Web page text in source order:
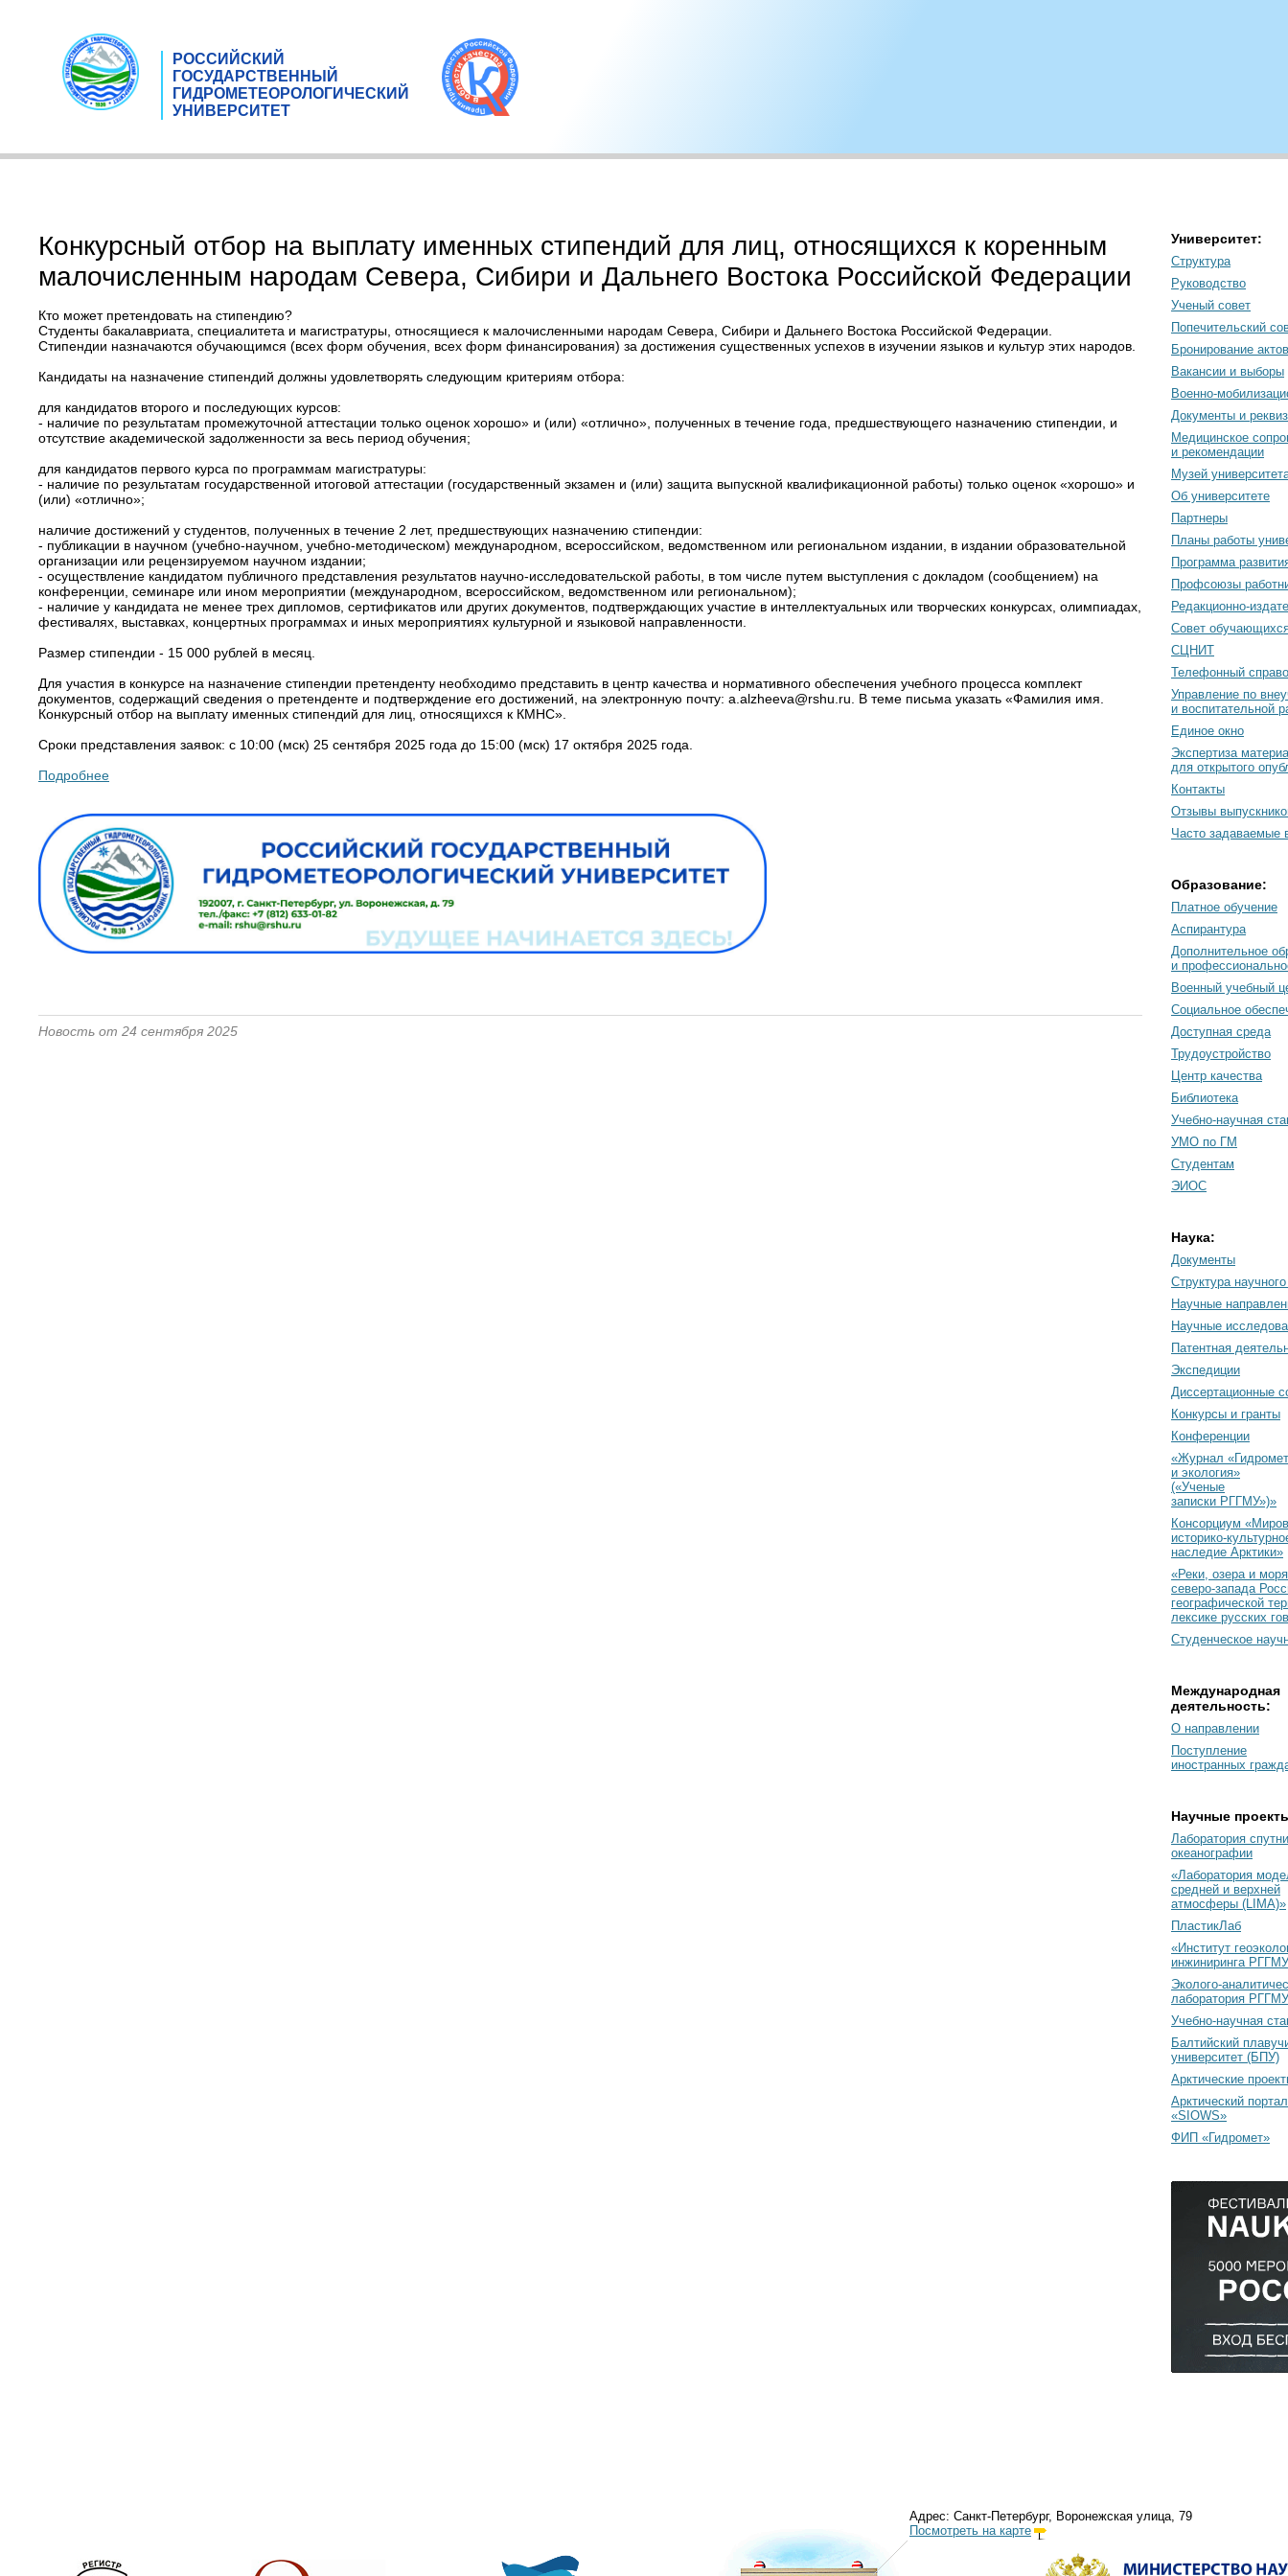
РОССИЙСКИЙ
ГОСУДАРСТВЕННЫЙ
ГИДРОМЕТЕОРОЛОГИЧЕСКИЙ
УНИВЕРСИТЕТ
Конкурсный отбор на выплату именных стипендий для лиц, относящихся к коренным
малочисленным народам Севера, Сибири и Дальнего Востока Российской Федерации
Кто может претендовать на стипендию?
Студенты бакалавриата, специалитета и магистратуры, относящиеся к малочисленными народам Севера, Сибири и Дальнего Востока Российской Федерации.
Стипендии назначаются обучающимся (всех форм обучения, всех форм финансирования) за достижения существенных успехов в изучении языков и культур этих народов.
Кандидаты на назначение стипендий должны удовлетворять следующим критериям отбора:
для кандидатов второго и последующих курсов:
- наличие по результатам промежуточной аттестации только оценок хорошо» и (или) «отлично», полученных в течение года, предшествующего назначению стипендии, и
отсутствие академической задолженности за весь период обучения;
для кандидатов первого курса по программам магистратуры:
- наличие по результатам государственной итоговой аттестации (государственный экзамен и (или) защита выпускной квалификационной работы) только оценок «хорошо» и
(или) «отлично»;
наличие достижений у студентов, полученных в течение 2 лет, предшествующих назначению стипендии:
- публикации в научном (учебно-научном, учебно-методическом) международном, всероссийском, ведомственном или региональном издании, в издании образовательной
организации или рецензируемом научном издании;
- осуществление кандидатом публичного представления результатов научно-исследовательской работы, в том числе путем выступления с докладом (сообщением) на
конференции, семинаре или ином мероприятии (международном, всероссийском, ведомственном или региональном);
- наличие у кандидата не менее трех дипломов, сертификатов или других документов, подтверждающих участие в интеллектуальных или творческих конкурсах, олимпиадах,
фестивалях, выставках, концертных программах и иных мероприятиях культурной и языковой направленности.
Размер стипендии - 15 000 рублей в месяц.
Для участия в конкурсе на назначение стипендии претенденту необходимо представить в центр качества и нормативного обеспечения учебного процесса комплект
документов, содержащий сведения о претенденте и подтверждение его достижений, на электронную почту: a.alzheeva@rshu.ru. В теме письма указать «Фамилия имя.
Конкурсный отбор на выплату именных стипендий для лиц, относящихся к КМНС».
Сроки представления заявок: с 10:00 (мск) 25 сентября 2025 года до 15:00 (мск) 17 октября 2025 года.
Подробнее
Новость от 24 сентября 2025
Университет:
Структура
Руководство
Ученый совет
Попечительский
Бронирование
Вакансии и выборы
Военно-
Документы и
Медицинское
и рекомендации
Музей
Об университете
Партнеры
Планы работы
Программа
Профсоюзы
Редакционно-
Cовет
СЦНИТ
Телефонный
Управление по
и воспитательной
Единое окно
Экспертиза
для открытого
Контакты
Отзывы
Часто задаваемые
Образование:
Платное обучение
Аспирантура
Дополнительное
и
Военный учебный
Социальное
Доступная среда
Трудоустройство
Центр качества
Библиотека
Учебно-научная
УМО по ГМ
Студентам
ЭИОС
Наука:
Документы
Cтруктура
Научные
Научные
Патентная
Экспедиции
Диссертационные
Конкурсы и гранты
Конференции
«Журнал
и экология»
(«Ученые
записки РГГМУ»)»
Консорциум
историко-
наследие Арктики»
«Реки, озера и моря
северо-запада
географической
лексике русских
Студенческое
Международная
деятельность:
О направлении
Поступление
иностранных
Научные
Лаборатория
океанографии
«Лаборатория
средней и верхней
атмосферы (LIMA)»
ПластикЛаб
«Институт
инжиниринга
Эколого-
лаборатория РГГМУ
Учебно-научная
Балтийский
университет (БПУ)
Арктические
Арктический портал
«SIOWS»
ФИП «Гидромет»
Адрес: Санкт-Петербург, Воронежская улица, 79
Посмотреть на карте